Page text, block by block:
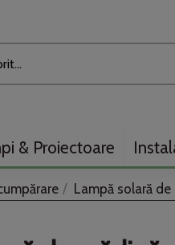
& Proiectoare
Lampă solară